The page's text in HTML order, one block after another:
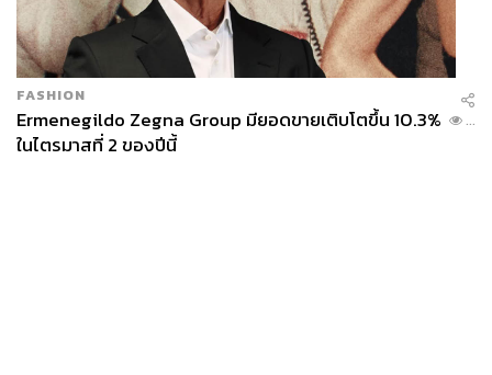
FASHION
Ermenegildo Zegna Group มียอดขายเติบโตขึ้น 10.3%
ในไตรมาสที่ 2 ของปีนี้
...